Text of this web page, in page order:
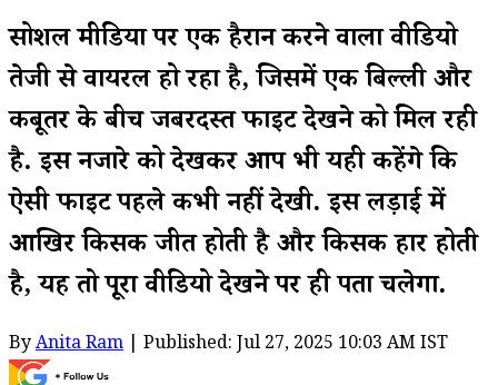
सोशल मीडिया पर एक हैरान करने वाला वीडियो
तेजी से वायरल हो रहा है, जिसमें एक बिल्ली और
कबूतर के बीच जबरदस्त फाइट देखने को मिल रही
है. इस नजारे को देखकर आप भी यही कहेंगे कि
ऐसी फाइट पहले कभी नहीं देखी. इस लड़ाई में
आखिर किसकी जीत होती है और किसकी हार होती
है, यह तो पूरा वीडियो देखने पर ही पता चलेगा.
ByAnita Ram | Published: Jul 27, 2025 10:03 AM IST